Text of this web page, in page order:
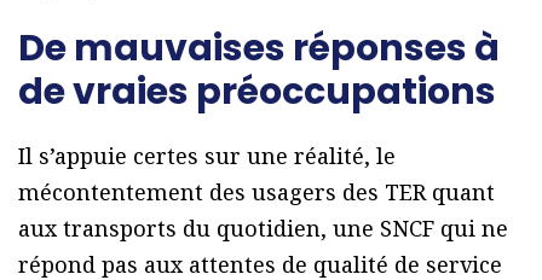
De mauvaises réponses à
de vraies préoccupations
Il s’appuie certes sur une réalité, le
mécontentement des usagers des TER quant
aux transports du quotidien, une SNCF qui ne
répond pas aux attentes de qualité de service